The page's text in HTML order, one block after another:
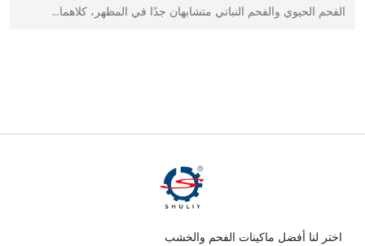
الفحم الحيوي والفحم النباتي متشابهان جدًا في المظهر، كلاهما…
اختر لنا أفضل ماكينات الفحم والخشب